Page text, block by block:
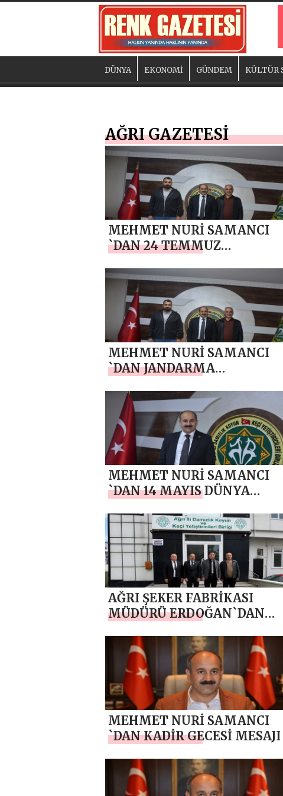
DÜNYA EKONOMİ GÜNDEM KÜLTÜR
AĞRI GAZETESİ
MEHMET NURİ SAMANCI
`DAN 24 TEMMUZ
BAYRAMI MESAJI
MEHMET NURİ SAMANCI
`DAN JANDARMA
YIL DÖNÜMÜ MESAJI
MEHMET NURİ SAMANCI
`DAN 14 MAYIS DÜNYA
AĞRI ŞEKER FABRİKASI
MÜDÜRÜ ERDOĞAN`DAN
HAYIRLI OLSUN ZİYARETİ
MEHMET NURİ SAMANCI
`DAN KADİR GECESİ MESAJI